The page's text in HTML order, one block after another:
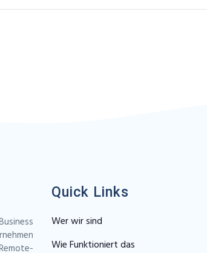
Quick Links
Wer wir sind
Wie Funktioniert das